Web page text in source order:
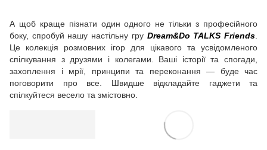
А щоб краще пізнати один одного не тільки з професійного
боку, спробуй нашу настільну гру Dream&Do TALKS Friends
Це колекція розмовних ігор для цікавого та усвідомленого
спілкування з друзями і колегами. Ваші історії та спогади,
захоплення і мрії, принципи та переконання — буде час
поговорити про все. Швидше відкладайте гаджети та
спілкуйтеся весело та змістовно.